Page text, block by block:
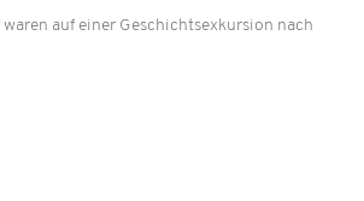
waren auf einer Geschichtsexkursion nach